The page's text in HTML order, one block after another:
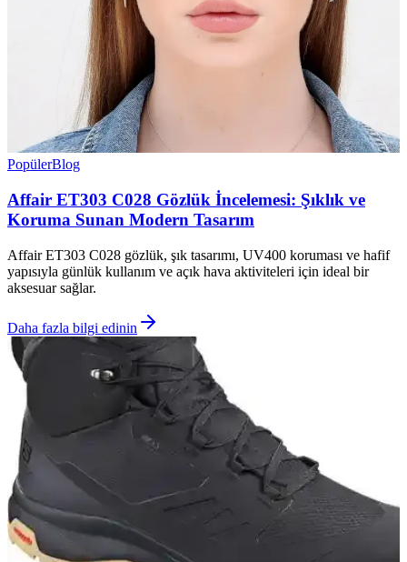
PopülerBlog
Affair ET303 C028 Gözlük İncelemesi: Şıklık ve
Koruma Sunan Modern Tasarım
Affair ET303 C028 gözlük, şık tasarımı, UV400 koruması ve hafif
yapısıyla günlük kullanım ve açık hava aktiviteleri için ideal bir
aksesuar sağlar.
Daha fazla bilgi edinin